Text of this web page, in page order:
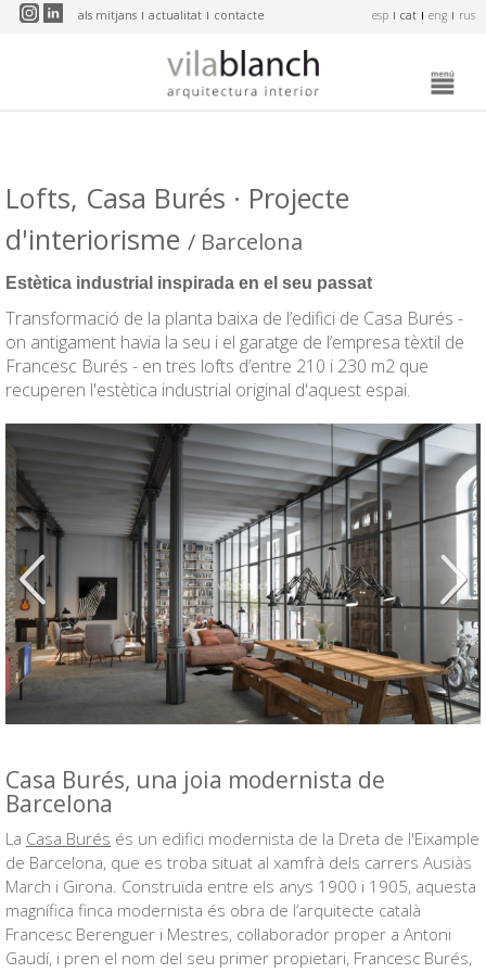
Vés al contingut
als mitjans actualitat contacte esp cat eng rus
Lofts, Casa Burés · Projecte
d'interiorisme / Barcelona
Estètica industrial inspirada en el seu passat
Transformació de la planta baixa de l’edifici de Casa Burés -
on antigament havia la seu i el garatge de l’empresa tèxtil de
Francesc Burés - en tres lofts d’entre 210 i 230 m2 que
recuperen l'estètica industrial original d'aquest espai.
Anterior
Casa Burés, una joia modernista de
Barcelona
La Casa Burés és un edifici modernista de la Dreta de l'Eixample
de Barcelona, que es troba situat al xamfrà dels carrers Ausiàs
March i Girona. Construïda entre els anys 1900 i 1905, aquesta
magnífica finca modernista és obra de l’arquitecte català
Francesc Berenguer i Mestres, col·laborador proper a Antoni
Gaudí, i pren el nom del seu primer propietari, Francesc Burés,